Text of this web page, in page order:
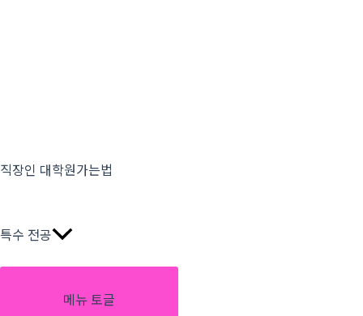
직장인 대학원가는법
특수 전공
메뉴 토글